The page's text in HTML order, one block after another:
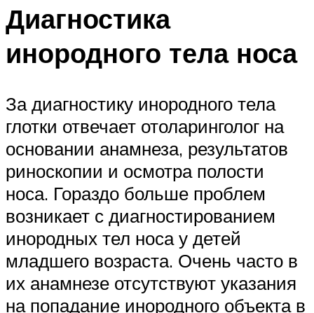
Диагностика
инородного тела носа
За диагностику инородного тела
глотки отвечает отоларинголог на
основании анамнеза, результатов
риноскопии и осмотра полости
носа. Гораздо больше проблем
возникает с диагностированием
инородных тел носа у детей
младшего возраста. Очень часто в
их анамнезе отсутствуют указания
на попадание инородного объекта в